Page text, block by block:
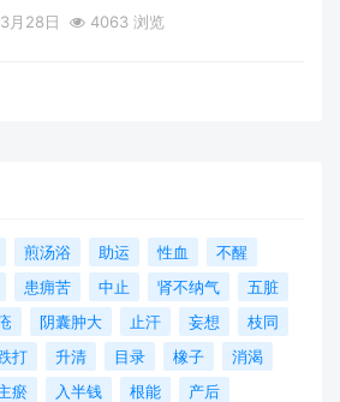
月28日 4063 浏览
煎汤浴 助运 性血
不醒
患痈苦 中止 肾不纳气
五脏
阴囊肿大 止汗 妄想
枝同
打 升清 目录 橡子
消渴
瘀 入半钱 根能
产后